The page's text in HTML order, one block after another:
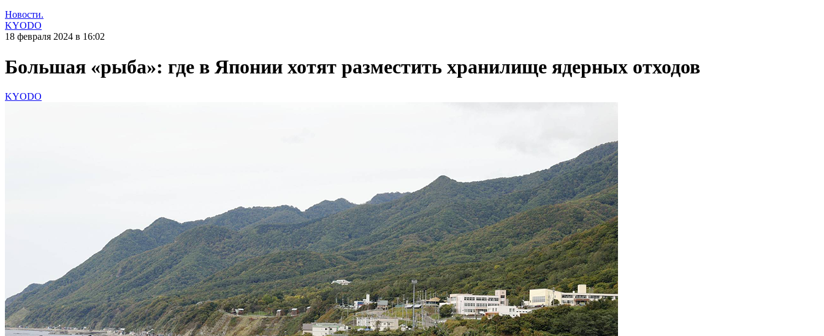
Новости.
KYODO
18 февраля 2024 в 16:02
Большая «рыба»: где в Японии хотят разместить хранилище ядерных отходов
KYODO